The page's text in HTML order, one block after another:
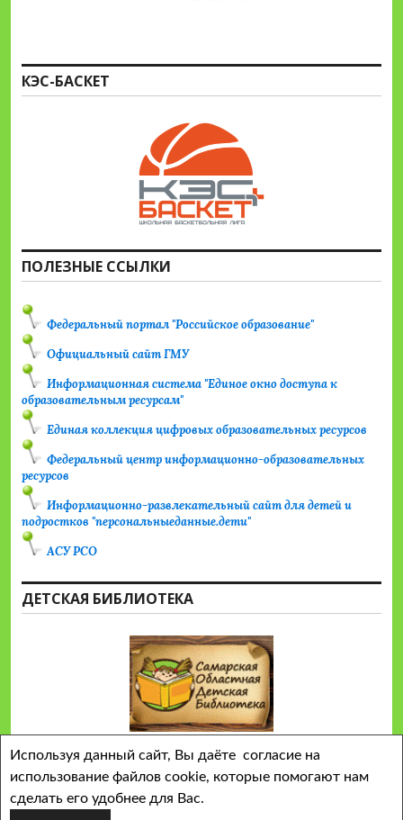
КЭС-БАСКЕТ
ПОЛЕЗНЫЕ ССЫЛКИ
Федеральный портал "Российское образование"
Официальный сайт ГМУ
Информационная система "Единое окно доступа к
образовательным ресурсам"
Единая коллекция цифровых образовательных ресурсов
Федеральный центр информационно-образовательных
ресурсов
Информационно-развлекательный сайт для детей и
подростков "персональныеданные.дети"
АСУ РСО
ДЕТСКАЯ БИБЛИОТЕКА
Используя данный сайт, Вы даёте согласие на
использование файлов cookie, которые помогают нам
сделать его удобнее для Вас.